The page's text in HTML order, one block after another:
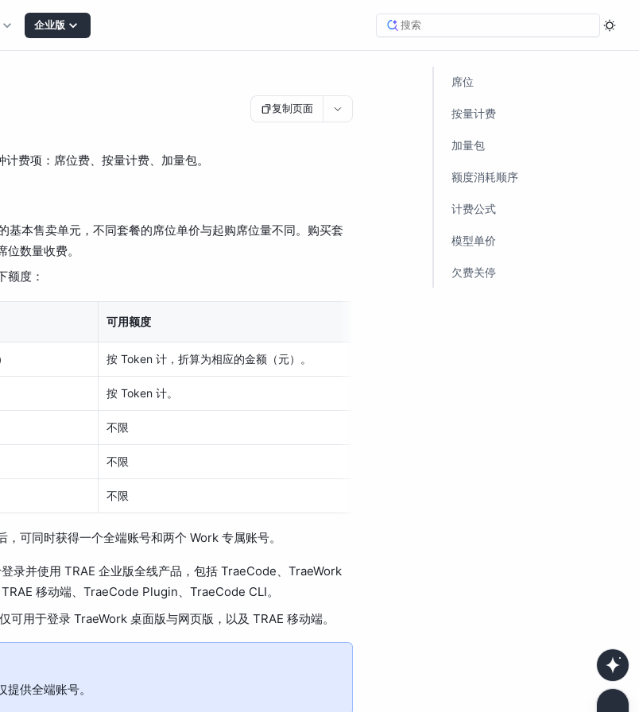
企业版
复制页面
费项：席位费、按量计费、加量包。
基本售卖单元，不同套餐的席位单价与起购席位量不同。购买套
数量收费。
额度：
可用额度
按 Token 计，折算为相应的金额（元）。
按 Token 计。
不限
不限
不限
，可同时获得一个全端账号和两个 Work 专属账号。
登录并使用 TRAE 企业版全线产品，包括 TraeCode、TraeWork
移动端、TraeCode Plugin、TraeCode CLI。
仅可用于登录 TraeWork 桌面版与网页版，以及 TRAE 移动端。
提供全端账号。
席位
按量计费
加量包
额度消耗顺序
计费公式
模型单价
欠费关停